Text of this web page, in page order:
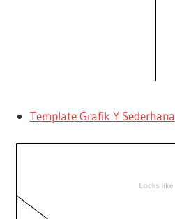
Template Grafik Y Sederhana